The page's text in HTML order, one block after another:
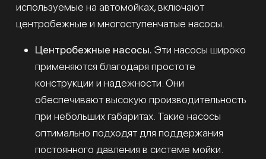
используемые на автомойках, включают
центробежные и многоступенчатые насосы.
Центробежные насосы. Эти насосы широко
применяются благодаря простоте
конструкции и надежности. Они
обеспечивают высокую производительность
при небольших габаритах. Такие насосы
оптимально подходят для поддержания
постоянного давления в системе мойки.